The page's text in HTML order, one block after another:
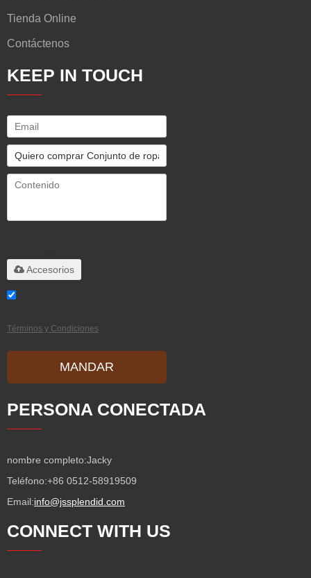
Tienda Online
Contáctenos
KEEP IN TOUCH
Accesorios
Términos y Condiciones
MANDAR
PERSONA CONECTADA
nombre completo:Jacky
Teléfono:+86 0512-58919509
Email:info@jssplendid.com
CONNECT WITH US